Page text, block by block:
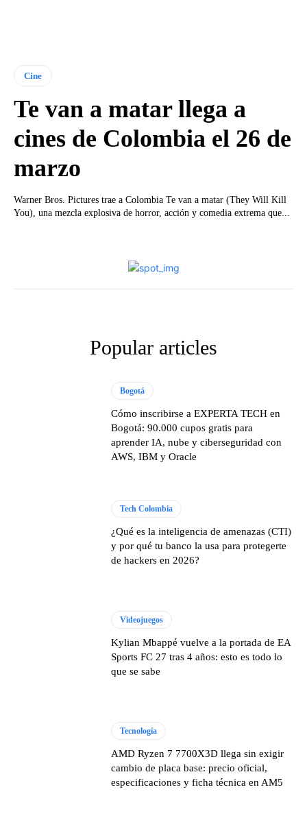
Cine
Te van a matar llega a
cines de Colombia el 26 de
marzo
Warner Bros. Pictures trae a Colombia Te van a matar (They Will Kill
You), una mezcla explosiva de horror, acción y comedia extrema que...
Popular articles
Bogotá
Cómo inscribirse a EXPERTA TECH en
Bogotá: 90.000 cupos gratis para
aprender IA, nube y ciberseguridad con
AWS, IBM y Oracle
Tech Colombia
¿Qué es la inteligencia de amenazas (CTI)
y por qué tu banco la usa para protegerte
de hackers en 2026?
Videojuegos
Kylian Mbappé vuelve a la portada de EA
Sports FC 27 tras 4 años: esto es todo lo
que se sabe
Tecnología
AMD Ryzen 7 7700X3D llega sin exigir
cambio de placa base: precio oficial,
especificaciones y ficha técnica en AM5